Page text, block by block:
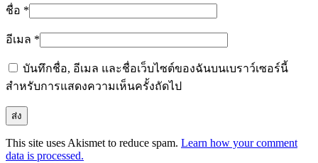
ชื่อ *
อีเมล *
บันทึกชื่อ, อีเมล และชื่อเว็บไซต์ของฉันบนเบราว์เซอร์นี้
สำหรับการแสดงความเห็นครั้งถัดไป
This site uses Akismet to reduce spam. Learn how your comment
data is processed.